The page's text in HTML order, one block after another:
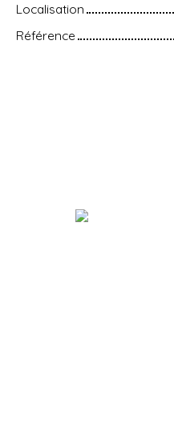
Localisation
Référence